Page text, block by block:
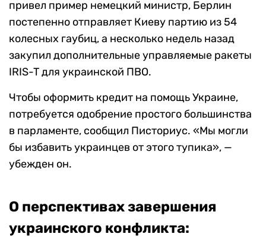
привел пример немецкий министр, Берлин
постепенно отправляет Киеву партию из 54
колесных гаубиц, а несколько недель назад
закупил дополнительные управляемые ракеты
IRIS-T для украинской ПВО.
Чтобы оформить кредит на помощь Украине,
потребуется одобрение простого большинства
в парламенте, сообщил Писториус. «Мы могли
бы избавить украинцев от этого тупика», —
убежден он.
О перспективах завершения
украинского конфликта: